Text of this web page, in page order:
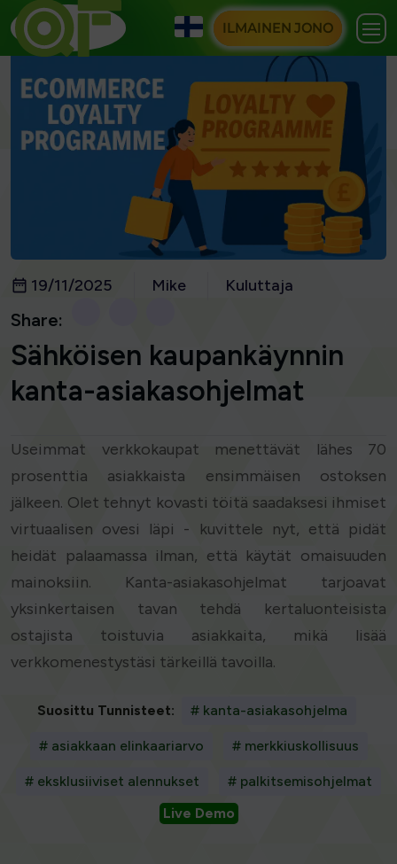
ILMAINEN JONO
19/11/2025 Mike Kuluttaja
Share:
Sähköisen kaupankäynnin
kanta-asiakasohjelmat
Useimmat verkkokaupat menettävät lähes 70
prosenttia asiakkaista ensimmäisen ostoksen
jälkeen. Olet tehnyt kovasti töitä saadaksesi ihmiset
virtuaalisen ovesi läpi - kuvittele nyt, että pidät
heidät palaamassa ilman, että käytät omaisuuden
mainoksiin. Kanta-asiakasohjelmat tarjoavat
yksinkertaisen tavan tehdä kertaluonteisista
ostajista toistuvia asiakkaita, mikä lisää
verkkomenestystäsi tärkeillä tavoilla.
Suosittu Tunnisteet: # kanta-asiakasohjelma
# asiakkaan elinkaariarvo # merkkiuskollisuus
# eksklusiiviset alennukset
# palkitsemisohjelmat
Live Demo